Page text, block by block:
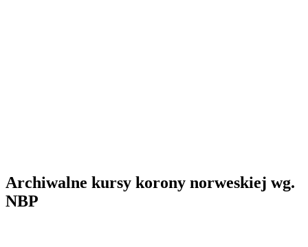
Archiwalne kursy korony norweskiej wg.
NBP